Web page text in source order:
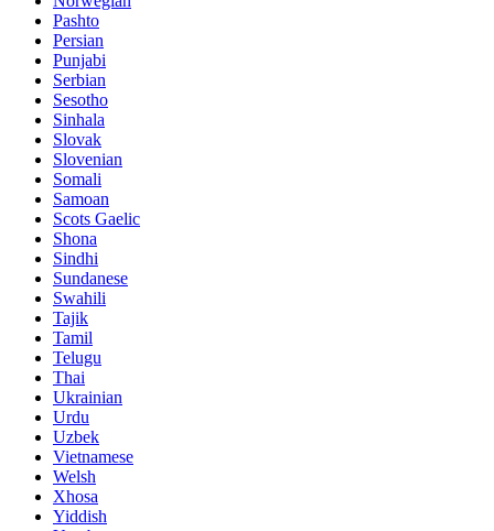
Pashto
Persian
Punjabi
Serbian
Sesotho
Sinhala
Slovak
Slovenian
Somali
Samoan
Scots Gaelic
Shona
Sindhi
Sundanese
Swahili
Tajik
Tamil
Telugu
Thai
Ukrainian
Urdu
Uzbek
Vietnamese
Welsh
Xhosa
Yiddish